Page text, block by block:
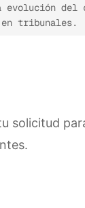
del
tribunales.
solicitud